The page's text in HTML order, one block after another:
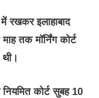
रखकर इलाहाबाद
तक मॉर्निंग कोर्ट
कोर्ट सुबह 10